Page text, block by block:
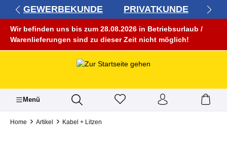
springen
GEWERBEKUNDE PRIVATKUNDE
Wir befinden uns bis zum 28.08.2026 in Betriebsurlaub /
Warenlieferungen sind zu dieser Zeit nicht möglich!
Menü
Home Artikel Kabel + Litzen